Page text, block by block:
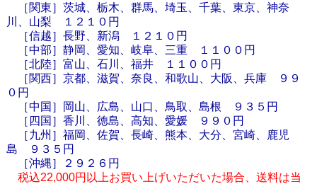
［関東］茨城、栃木、群馬、埼玉、千葉、東京、神奈
川、山梨 １２１０円
［信越］長野、新潟 １２１０円
［中部］静岡、愛知、岐阜、三重 １１００円
［北陸］富山、石川、福井 １１００円
［関西］京都、滋賀、奈良、和歌山、大阪、兵庫 ９９
０円
［中国］岡山、広島、山口、鳥取、島根 ９３５円
［四国］香川、徳島、高知、愛媛 ９９０円
［九州］福岡、佐賀、長崎、熊本、大分、宮崎、鹿児
島 ９３５円
［沖縄］２９２６円
税込22,000円以上お買い上げいただいた場合、送料は当